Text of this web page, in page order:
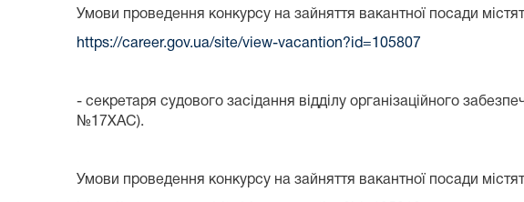
Умови проведення конкурсу на зайняття вакантної посади
https://career.gov.ua/site/view-vacantion?id=105807
- секретаря судового засідання відділу організаційного
№17ХАС).
Умови проведення конкурсу на зайняття вакантної посади